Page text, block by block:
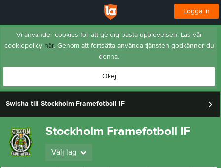
Logga in
Vi använder cookies för att ge dig bästa upplevelsen. Läs vår
cookiepolicy här. Genom att fortsätta använda tjänsten godkänner du
denna.
Okej
Swisha till Stockholm Framefotboll IF
Stockholm Framefotboll IF
Välj lag